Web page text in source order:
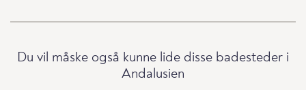
Du vil måske også kunne lide disse badesteder i
Andalusien